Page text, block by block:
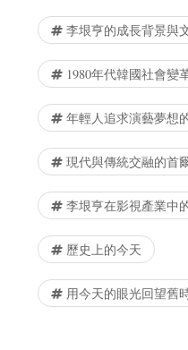
李垠亨的成長背景與
1980年代韓國社會變
年輕人追求演藝夢想
現代與傳統交融的首
李垠亨在影視產業中
歷史上的今天
用今天的眼光回望舊